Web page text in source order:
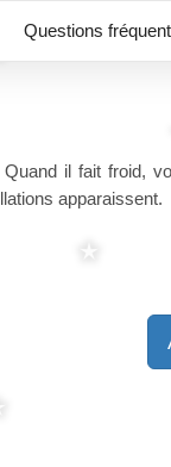
Questions
il fait froid,
apparaissent.